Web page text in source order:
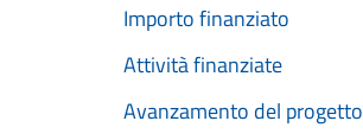
Importo finanziato
Attività finanziate
Avanzamento del progetto